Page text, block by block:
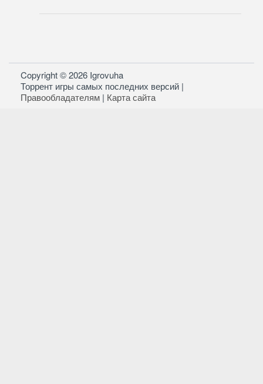
Copyright © 2026 Igrovuha
Торрент игры самых последних версий |
Правообладателям | Карта сайта